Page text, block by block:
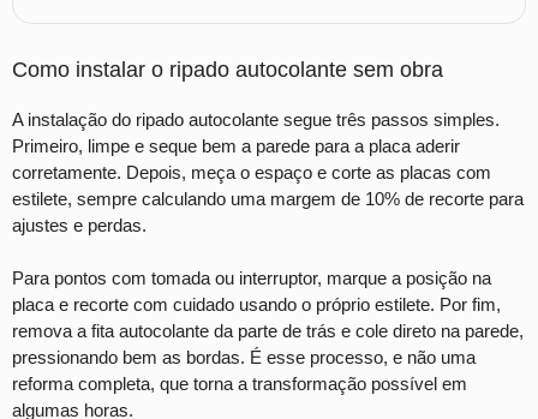
Como instalar o ripado autocolante sem obra
A instalação do ripado autocolante segue três passos simples.
Primeiro, limpe e seque bem a parede para a placa aderir
corretamente. Depois, meça o espaço e corte as placas com
estilete, sempre calculando uma margem de 10% de recorte para
ajustes e perdas.
Para pontos com tomada ou interruptor, marque a posição na
placa e recorte com cuidado usando o próprio estilete. Por fim,
remova a fita autocolante da parte de trás e cole direto na parede,
pressionando bem as bordas. É esse processo, e não uma
reforma completa, que torna a transformação possível em
algumas horas.